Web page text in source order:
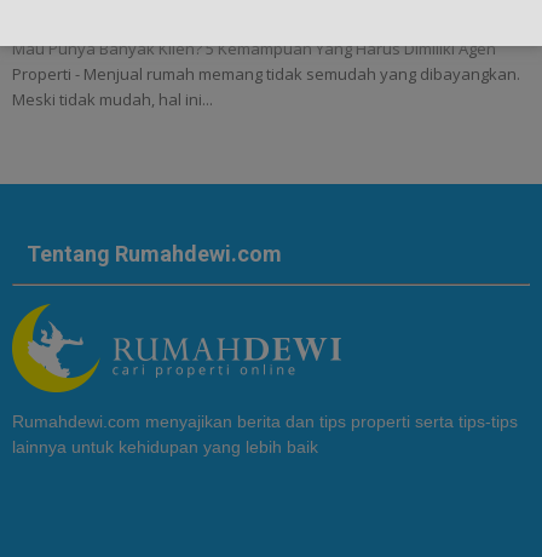
Mau Punya Banyak Klien? 5 Kemampuan Yang Harus Dimiliki Agen
Properti - Menjual rumah memang tidak semudah yang dibayangkan.
Meski tidak mudah, hal ini...
Tentang Rumahdewi.com
Rumahdewi.com menyajikan berita dan tips properti serta tips-tips
lainnya untuk kehidupan yang lebih baik